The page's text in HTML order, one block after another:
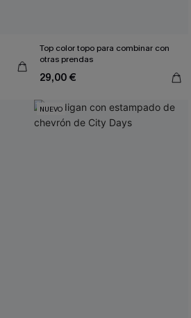
Top color topo para combinar con
otras prendas
29,00 €
NUEVO